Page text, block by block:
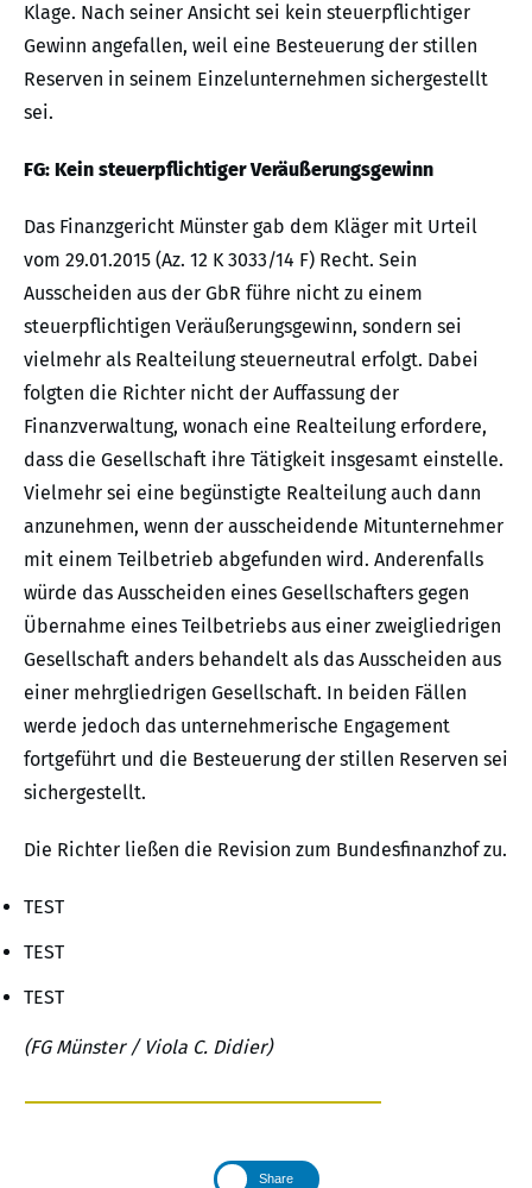
Klage. Nach seiner Ansicht sei kein steuerpflichtiger
Gewinn angefallen, weil eine Besteuerung der stillen
Reserven in seinem Einzelunternehmen sichergestellt
sei.
FG: Kein steuerpflichtiger Veräußerungsgewinn
Das Finanzgericht Münster gab dem Kläger mit Urteil
vom 29.01.2015 (Az. 12 K 3033/14 F) Recht. Sein
Ausscheiden aus der GbR führe nicht zu einem
steuerpflichtigen Veräußerungsgewinn, sondern sei
vielmehr als Realteilung steuerneutral erfolgt. Dabei
folgten die Richter nicht der Auffassung der
Finanzverwaltung, wonach eine Realteilung erfordere,
dass die Gesellschaft ihre Tätigkeit insgesamt einstelle.
Vielmehr sei eine begünstigte Realteilung auch dann
anzunehmen, wenn der ausscheidende Mitunternehmer
mit einem Teilbetrieb abgefunden wird. Anderenfalls
würde das Ausscheiden eines Gesellschafters gegen
Übernahme eines Teilbetriebs aus einer zweigliedrigen
Gesellschaft anders behandelt als das Ausscheiden aus
einer mehrgliedrigen Gesellschaft. In beiden Fällen
werde jedoch das unternehmerische Engagement
fortgeführt und die Besteuerung der stillen Reserven sei
sichergestellt.
Die Richter ließen die Revision zum Bundesfinanzhof zu.
TEST
TEST
TEST
(FG Münster / Viola C. Didier)
Share